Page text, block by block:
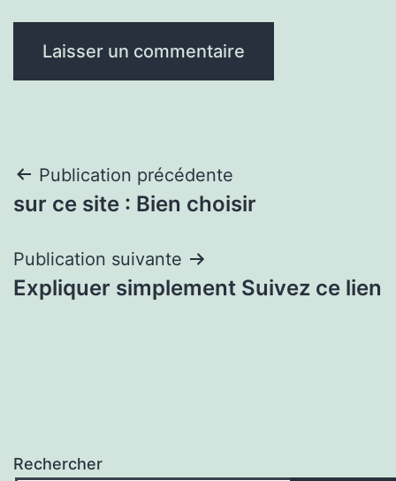
Navigation
de
l’article
Publication précédente
sur ce site : Bien choisir
Publication suivante
Expliquer simplement Suivez ce lien
Rechercher